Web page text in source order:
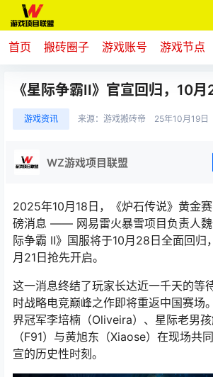
首页 搬砖圈子 游戏账号 游戏节点
《星际争霸II》官宣回归，10月
游戏资讯 来源： 游戏搬砖帝 25年10月19日
WZ游戏项目联盟
2025年10月18日，《炉石传说》黄金
磅消息 —— 网易雷火暴雪项目负责人魏
际争霸 Ⅱ》国服将于10月28日全面回归
月21日抢先开启。
这一消息终结了玩家长达近一千天的等
时战略电竞巅峰之作即将重返中国赛场
界冠军李培楠（Oliveira）、星际老男
（F91）与黄旭东（Xiaose）在现场共
宣的历史性时刻。